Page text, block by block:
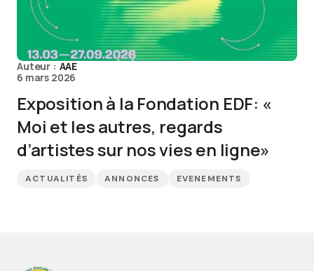
Auteur : AAE
6 mars 2026
Exposition à la Fondation EDF: «
Moi et les autres, regards
d’artistes sur nos vies en ligne»
ACTUALITÉS ANNONCES EVENEMENTS